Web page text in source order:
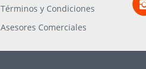
Términos y Condiciones
Asesores Comerciales